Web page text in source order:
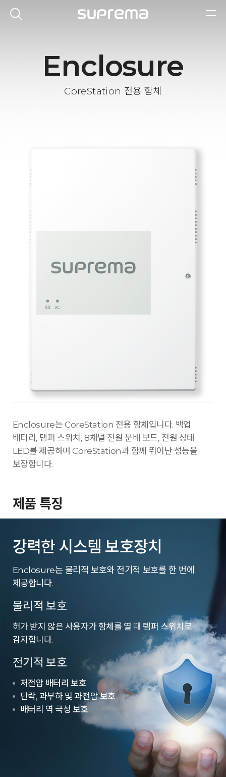
Enclosure
CoreStation 전용 함체
Enclosure는 CoreStation 전용 함체입니다. 백업
배터리, 탬퍼 스위치, 8채널 전원 분배 보드, 전원 상태
LED를 제공하며 CoreStation과 함께 뛰어난 성능을
보장합니다.
제품 특징
강력한 시스템 보호장치
Enclosure는 물리적 보호와 전기적 보호를 한 번에
제공합니다.
물리적 보호
허가 받지 않은 사용자가 함체를 열 때 템퍼 스위치로
감지합니다.
전기적 보호
저전압 배터리 보호
단락, 과부하 및 과전압 보호
배터리 역 극성 보호